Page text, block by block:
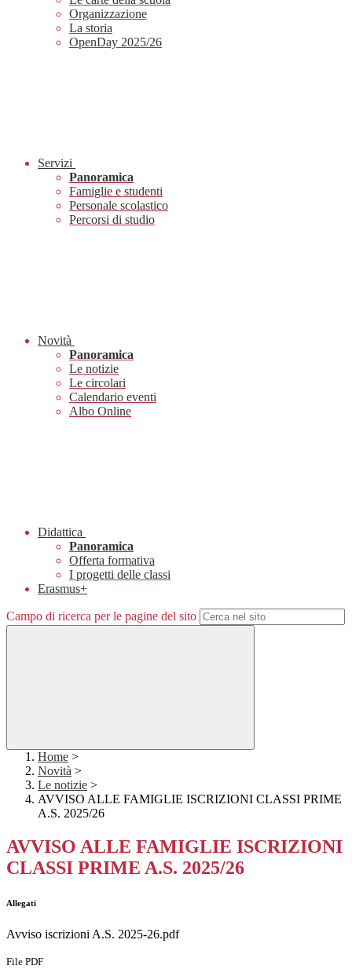
Organizzazione
La storia
OpenDay 2025/26
Servizi
Panoramica
Famiglie e studenti
Personale scolastico
Percorsi di studio
Novità
Panoramica
Le notizie
Le circolari
Calendario eventi
Albo Online
Didattica
Panoramica
Offerta formativa
I progetti delle classi
Erasmus+
Campo di ricerca per le pagine del sito
Home >
Novità >
Le notizie >
AVVISO ALLE FAMIGLIE ISCRIZIONI CLASSI PRIME
A.S. 2025/26
AVVISO ALLE FAMIGLIE ISCRIZIONI
CLASSI PRIME A.S. 2025/26
Allegati
Avviso iscrizioni A.S. 2025-26.pdf
File PDF